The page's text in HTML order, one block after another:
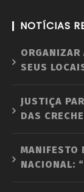
NOTÍCIAS
ORGANIZAR
SEUS
JUSTIÇA
DAS
MANIFESTO
NACIONAL: